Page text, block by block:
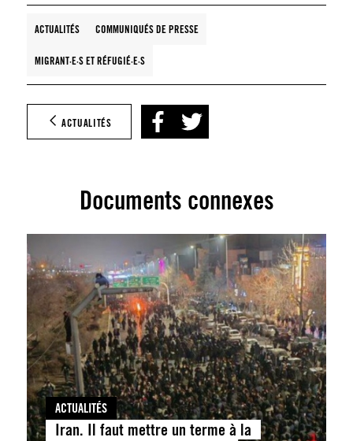
ACTUALITÉS COMMUNIQUÉS DE PRESSE
MIGRANT·E·S ET RÉFUGIÉ·E·S
ACTUALITÉS
Documents connexes
ACTUALITÉS
Iran. Il faut mettre un terme à la